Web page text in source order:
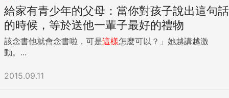
給家有青少年的父母：當你對孩子說出這句話
的時候，等於送他一輩子最好的禮物
該念書他就會念書啦，可是這樣怎麼可以？」她越講越激
動。...
2015.09.11